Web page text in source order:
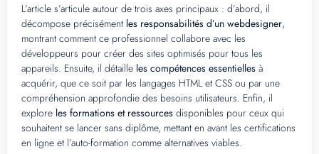
L’article s’articule autour de trois axes principaux : d’abord, il
décompose précisément les responsabilités d’un webdesigner,
montrant comment ce professionnel collabore avec les
développeurs pour créer des sites optimisés pour tous les
appareils. Ensuite, il détaille les compétences essentielles à
acquérir, que ce soit par les langages HTML et CSS ou par une
compréhension approfondie des besoins utilisateurs. Enfin, il
explore les formations et ressources disponibles pour ceux qui
souhaitent se lancer sans diplôme, mettant en avant les certifications
en ligne et l’auto-formation comme alternatives viables.